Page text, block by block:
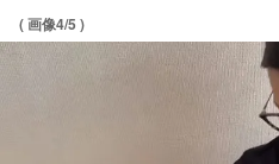
( 画像4/5 )